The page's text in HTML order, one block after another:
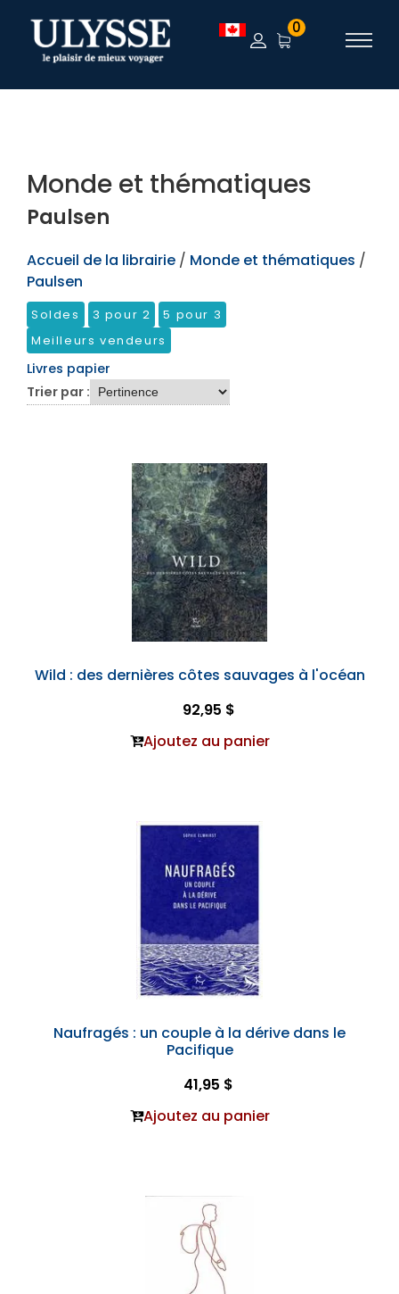
TEST 0
Monde et thématiques
Paulsen
Accueil de la librairie / Monde et thématiques /
Paulsen
Soldes 3 pour 2
5 pour 3
Meilleurs vendeurs
Livres papier
Trier par :
Wild : des dernières côtes sauvages à l'océan
92,95 $
Ajoutez au panier
Naufragés : un couple à la dérive dans le
Pacifique
41,95 $
Ajoutez au panier